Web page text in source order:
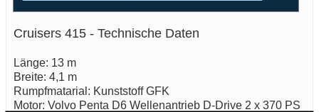
Cruisers 415 - Technische Daten
Länge: 13 m
Breite: 4,1 m
Rumpfmatarial: Kunststoff GFK
Motor: Volvo Penta D6 Wellenantrieb D-Drive 2 x 370 PS